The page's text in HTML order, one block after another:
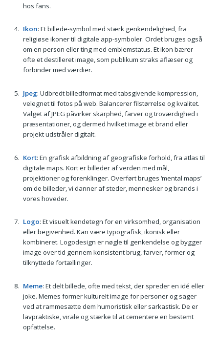
hos fans.
Ikon: Et billede-symbol med stærk genkendelighed, fra
religiøse ikoner til digitale app-symboler. Ordet bruges også
om en person eller ting med emblemstatus. Et ikon bærer
ofte et destilleret image, som publikum straks aflæser og
forbinder med værdier.
Jpeg: Udbredt billedformat med tabsgivende kompression,
velegnet til fotos på web. Balancerer filstørrelse og kvalitet.
Valget af JPEG påvirker skarphed, farver og troværdighed i
præsentationer, og dermed hvilket image et brand eller
projekt udstråler digitalt.
Kort: En grafisk afbildning af geografiske forhold, fra atlas til
digitale maps. Kort er billeder af verden med mål,
projektioner og forenklinger. Overført bruges ‘mental maps’
om de billeder, vi danner af steder, mennesker og brands i
vores hoveder.
Logo: Et visuelt kendetegn for en virksomhed, organisation
eller begivenhed. Kan være typografisk, ikonisk eller
kombineret. Logodesign er nøgle til genkendelse og bygger
image over tid gennem konsistent brug, farver, former og
tilknyttede fortællinger.
Meme: Et delt billede, ofte med tekst, der spreder en idé eller
joke. Memes former kulturelt image for personer og sager
ved at rammesætte dem humoristisk eller sarkastisk. De er
lavpraktiske, virale og stærke til at cementere en bestemt
opfattelse.